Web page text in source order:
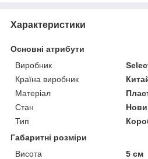
Характеристики
Основні атрибути
Виробник
Країна виробник
Матеріал
Стан
Тип
Габаритні розміри
Висота
5 см